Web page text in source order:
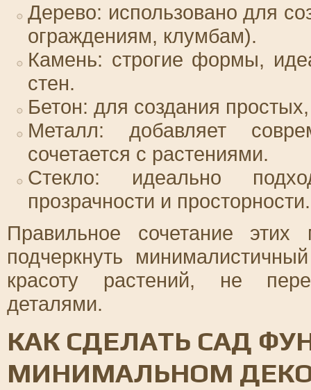
Дерево: использовано для
ограждениям, клумбам).
Камень: строгие формы,
стен.
Бетон: для создания
Металл: добавляет
сочетается с растениями.
Стекло: идеально
прозрачности и просторности.
Правильное сочетание этих
подчеркнуть
красоту растений, не
деталями.
КАК СДЕЛАТЬ САД
МИНИМАЛЬНОМ